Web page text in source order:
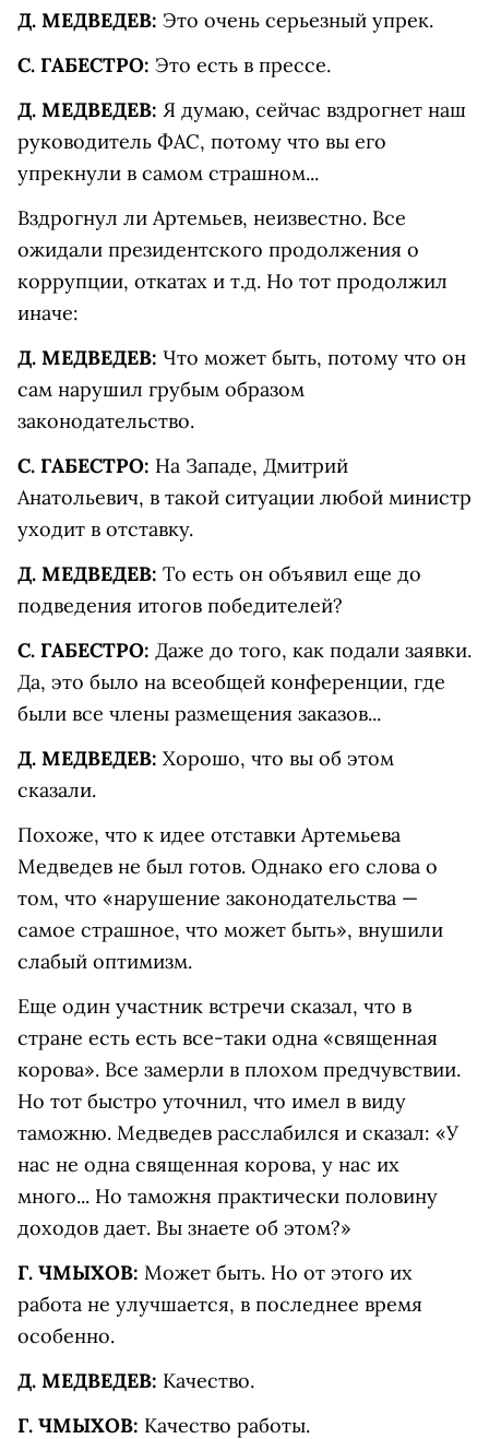
Д. МЕДВЕДЕВ: Это очень серьезный упрек.
С. ГАБЕСТРО: Это есть в прессе.
Д. МЕДВЕДЕВ: Я думаю, сейчас вздрогнет наш
руководитель ФАС, потому что вы его
упрекнули в самом страшном...
Вздрогнул ли Артемьев, неизвестно. Все
ожидали президентского продолжения о
коррупции, откатах и т.д. Но тот продолжил
иначе:
Д. МЕДВЕДЕВ: Что может быть, потому что он
сам нарушил грубым образом
законодательство.
С. ГАБЕСТРО: На Западе, Дмитрий
Анатольевич, в такой ситуации любой министр
уходит в отставку.
Д. МЕДВЕДЕВ: То есть он объявил еще до
подведения итогов победителей?
С. ГАБЕСТРО: Даже до того, как подали заявки.
Да, это было на всеобщей конференции, где
были все члены размещения заказов...
Д. МЕДВЕДЕВ: Хорошо, что вы об этом
сказали.
Похоже, что к идее отставки Артемьева
Медведев не был готов. Однако его слова о
том, что «нарушение законодательства —
самое страшное, что может быть», внушили
слабый оптимизм.
Еще один участник встречи сказал, что в
стране есть есть все-таки одна «священная
корова». Все замерли в плохом предчувствии.
Но тот быстро уточнил, что имел в виду
таможню. Медведев расслабился и сказал: «У
нас не одна священная корова, у нас их
много... Но таможня практически половину
доходов дает. Вы знаете об этом?»
Г. ЧМЫХОВ: Может быть. Но от этого их
работа не улучшается, в последнее время
особенно.
Д. МЕДВЕДЕВ: Качество.
Г. ЧМЫХОВ: Качество работы.